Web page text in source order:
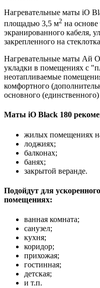
Нагревательные маты iO
площадью 3,5 м2 на
экранированного кабеля,
закрепленного на
Нагревательные маты Ай
укладки в помещениях с
неотапливаемые
комфортного
основного
Маты iO Black 180
жилых помещениях
лоджиях;
балконах;
банях;
закрытой веранде.
Подойдут для
помещениях:
ванная комната;
санузел;
кухня;
коридор;
прихожая;
гостинная;
детская;
и т.п.